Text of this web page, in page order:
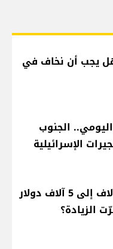
يجب أن نخاف في
الجنوب
الإسرائيلية
راتب النائب من 3 آلاف إلى 5 آلاف دولار
الزيادة؟